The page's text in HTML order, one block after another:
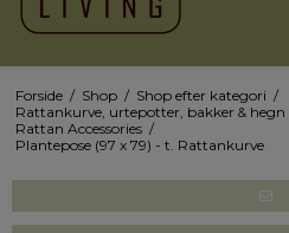
Forside / Shop / Shop efter kategori /
Rattankurve, urtepotter, bakker & hegn
Rattan Accessories /
Plantepose (97 x 79) - t. Rattankurve